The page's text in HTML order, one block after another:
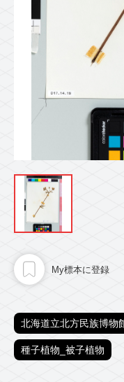
My標本に登録
北海道立北方民族博物
種子植物_被子植物